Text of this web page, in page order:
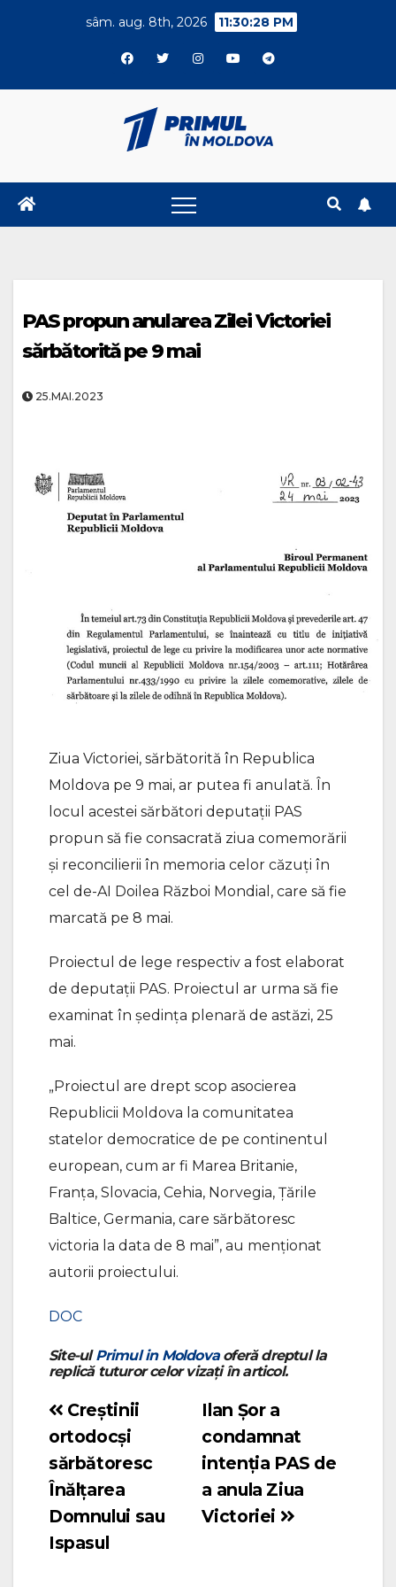
sâm. aug. 8th, 2026 11:30:28 PM
PAS propun anularea Zilei Victoriei
sărbătorită pe 9 mai
25.MAI.2023
Ziua Victoriei, sărbătorită în Republica
Moldova pe 9 mai, ar putea fi anulată. În
locul acestei sărbători deputații PAS
propun să fie consacrată ziua comemorării
și reconcilierii în memoria celor căzuți în
cel de-AI Doilea Război Mondial, care să fie
marcată pe 8 mai.
Proiectul de lege respectiv a fost elaborat
de deputații PAS. Proiectul ar urma să fie
examinat în ședința plenară de astăzi, 25
mai.
„Proiectul are drept scop asocierea
Republicii Moldova la comunitatea
statelor democratice de pe continentul
european, cum ar fi Marea Britanie,
Franța, Slovacia, Cehia, Norvegia, Țările
Baltice, Germania, care sărbătoresc
victoria la data de 8 mai”, au menționat
autorii proiectului.
DOC
Site-ulPrimul in Moldovaoferă dreptul la
replică tuturor celor vizați în articol.
Navigare
în
articole
Ilan Șor a
condamnat
intenția PAS de
a anula Ziua
Victoriei
Creştinii
ortodocşi
sărbătoresc
Înălţarea
Domnului sau
Ispasul